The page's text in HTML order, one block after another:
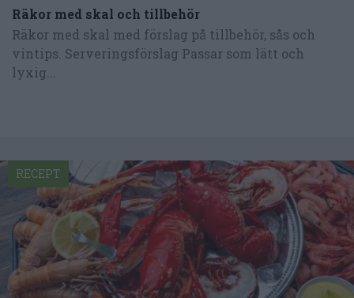
Räkor med skal och tillbehör
Räkor med skal med förslag på tillbehör, sås och
vintips. Serveringsförslag Passar som lätt och
lyxig...
RECEPT